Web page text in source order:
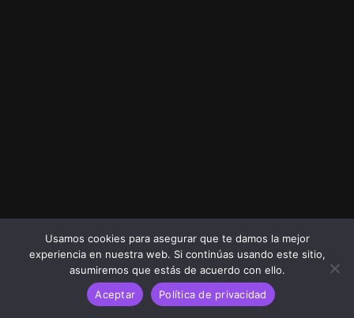
Usamos cookies para asegurar que te damos la mejor
experiencia en nuestra web. Si continúas usando este sitio,
asumiremos que estás de acuerdo con ello.
Aceptar
Política de privacidad